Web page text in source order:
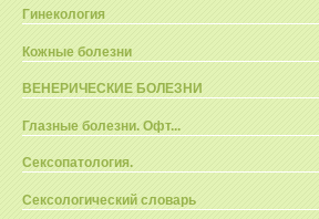
Гинекология
Кожные болезни
ВЕНЕРИЧЕСКИЕ БОЛЕЗНИ
Глазные болезни. Офт...
Сексопатология.
Сексологический словарь